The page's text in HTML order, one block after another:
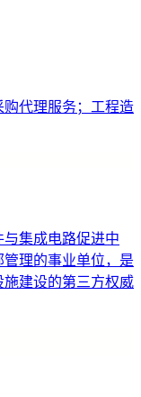
代理服务；工程造
集成电路促进中
理的事业单位，是
建设的第三方权威